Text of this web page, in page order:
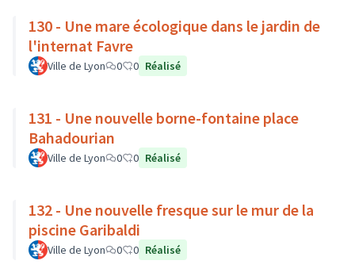
130 - Une mare écologique dans le jardin de
l'internat Favre
Ville de Lyon 0 0 Réalisé
131 - Une nouvelle borne-fontaine place
Bahadourian
Ville de Lyon 0 0 Réalisé
132 - Une nouvelle fresque sur le mur de la
piscine Garibaldi
Ville de Lyon 0 0 Réalisé